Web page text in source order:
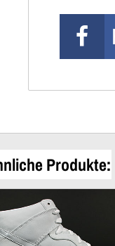
Produkte: